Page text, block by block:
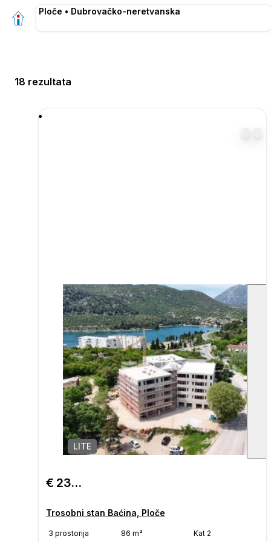
Ploče • Dubrovačko-neretvanska
18 rezultata
LITE
€ 238.425
Trosobni stan Baćina, Ploče